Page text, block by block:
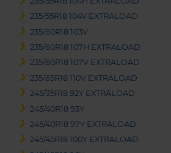
235/55R18 104V EXTRALOAD
235/60R18 103V
235/60R18 107H EXTRALOAD
235/60R18 107V EXTRALOAD
235/65R18 110V EXTRALOAD
245/35R18 92Y EXTRALOAD
245/40R18 93Y
245/40R18 97Y EXTRALOAD
245/45R18 100Y EXTRALOAD